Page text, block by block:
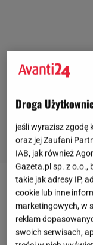
Droga
jeśli wyrazisz zgodę
oraz jej Zaufani
IAB, jak również
Gazeta.pl sp. z o.o.,
takie jak adresy IP,
cookie lub inne
marketingowych, w
reklam
swoich serwisach,